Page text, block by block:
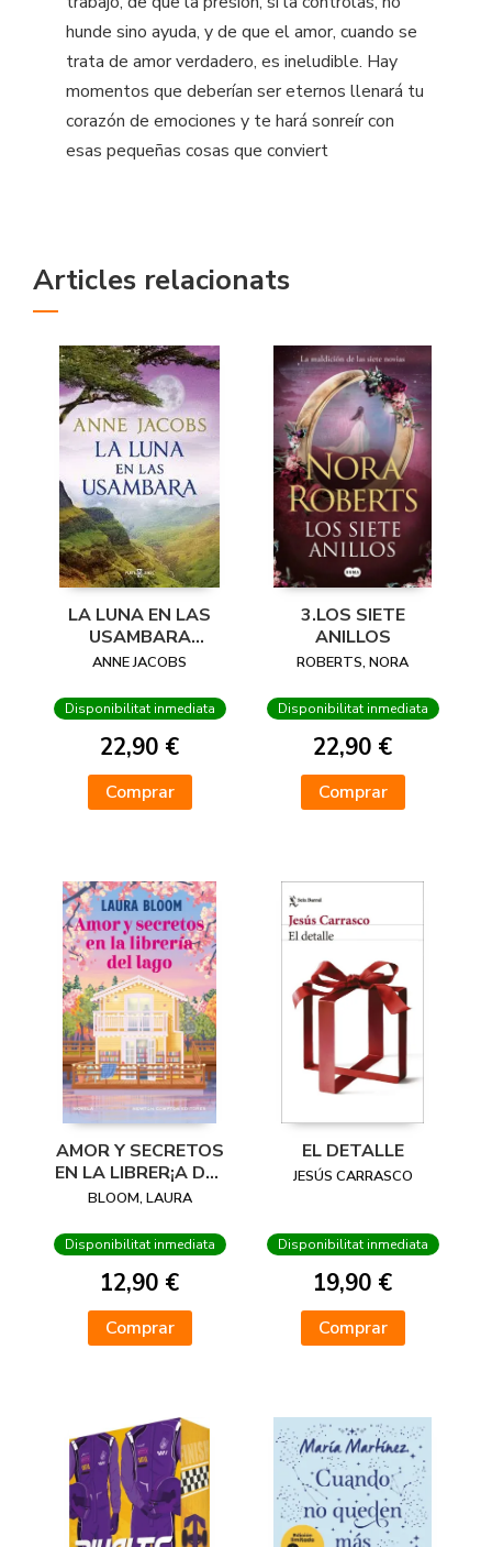
hunde sino ayuda, y de que el amor, cuando se
trata de amor verdadero, es ineludible. Hay
momentos que deberían ser eternos llenará tu
corazón de emociones y te hará sonreír con
esas pequeñas cosas que conviert
Articles relacionats
LA LUNA EN LAS
USAMBARA
SUEÑOS DE AFRICA
ANNE JACOBS
Disponibilitat inmediata
22,90 €
Comprar
3.LOS SIETE
ANILLOS
ROBERTS, NORA
Disponibilitat inmediata
22,90 €
Comprar
AMOR Y SECRETOS
EN LA LIBRER¡A DEL
LAGO
BLOOM, LAURA
Disponibilitat inmediata
12,90 €
Comprar
EL DETALLE
JESÚS CARRASCO
Disponibilitat inmediata
19,90 €
Comprar